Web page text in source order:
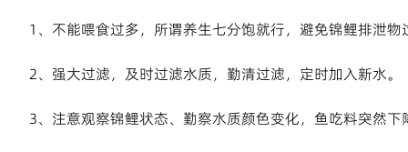
1、不能喂食过多，所谓养生七分饱就行，避免锦鲤排泄物
2、强大过滤，及时过滤水质，勤清过滤，定时加入新水。
3、注意观察锦鲤状态、勤察水质颜色变化，鱼吃料突然